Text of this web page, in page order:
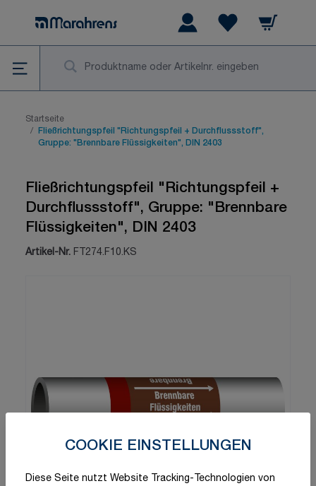
COOKIE EINSTELLUNGEN
Diese Seite nutzt Website Tracking-Technologien von
Warenkorb
Startseite
/
Fließrichtungspfeil "Richtungspfeil + Durchflussstoff",
Gruppe: "Brennbare Flüssigkeiten", DIN 2403
Fließrichtungspfeil "Richtungspfeil +
Durchflussstoff", Gruppe: "Brennbare
Flüssigkeiten", DIN 2403
Artikel-Nr. FT274.F10.KS